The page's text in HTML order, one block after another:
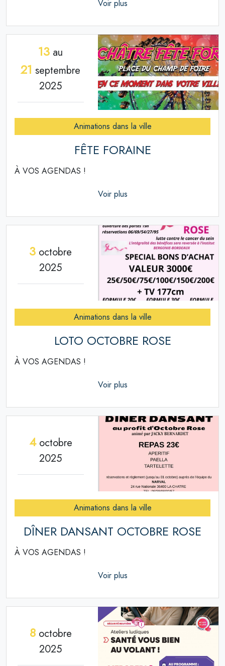
Voir plus
13 au
21 septembre
2025
Animations dans la ville
FÊTE FORAINE
À VOS AGENDAS !
Voir plus
3 octobre
2025
Animations dans la ville
LOTO OCTOBRE ROSE
À VOS AGENDAS !
Voir plus
4octobre
2025
Animations dans la ville
DÎNER DANSANT OCTOBRE ROSE
À VOS AGENDAS !
Voir plus
8octobre
2025